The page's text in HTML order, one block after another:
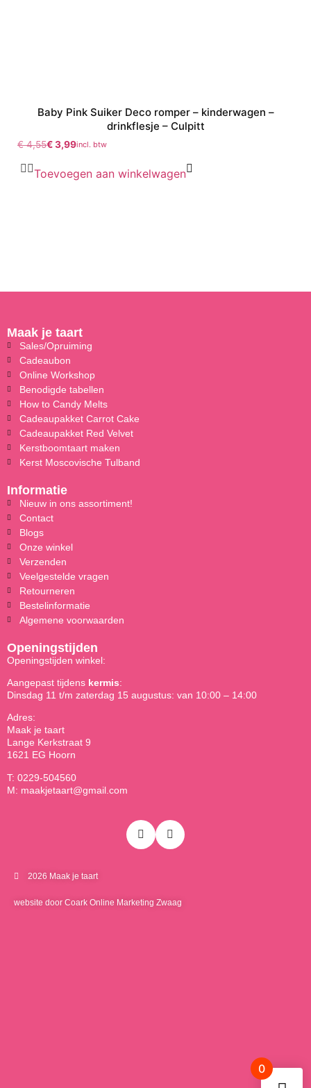
Baby Pink Suiker Deco romper – kinderwagen –
drinkflesje – Culpitt
€4,55€3,99incl. btw
Toevoegen aan winkelwagen
Maak je taart
Sales/Opruiming
Cadeaubon
Online Workshop
Benodigde tabellen
How to Candy Melts
Cadeaupakket Carrot Cake
Cadeaupakket Red Velvet
Kerstboomtaart maken
Kerst Moscovische Tulband
Informatie
Nieuw in ons assortiment!
Contact
Blogs
Onze winkel
Verzenden
Veelgestelde vragen
Retourneren
Bestelinformatie
Algemene voorwaarden
Openingstijden
Openingstijden winkel:
Aangepast tijdens kermis:
Dinsdag 11 t/m zaterdag 15 augustus: van 10:00 – 14:00
Adres:
Maak je taart
Lange Kerkstraat 9
1621 EG Hoorn
T: 0229-504560
M: maakjetaart@gmail.com
2026 Maak je taart
website door Coark Online Marketing Zwaag
0